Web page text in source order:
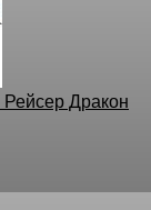
Дракон